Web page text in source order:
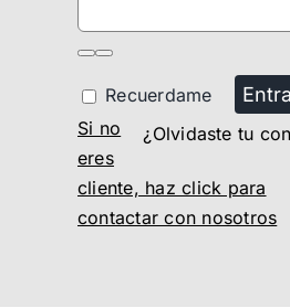
Recuerdame
¿Olvidaste tu
Si no
eres
cliente, haz click para
contactar con nosotros